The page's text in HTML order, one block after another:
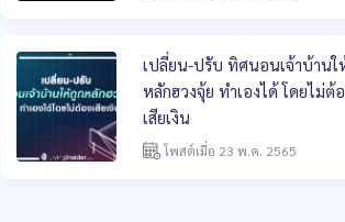
เปลี่ยน-ปรับ ทิศนอนเจ้าบ้านใ
หลักฮวงจุ้ย ทำเองได้ โดยไม่ต้
เสียเงิน
โพสต์เมื่อ 23 พ.ค. 2565